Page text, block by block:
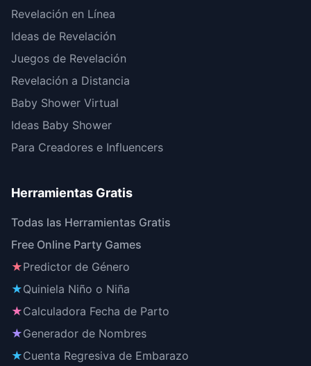
Revelación en Línea
Ideas de Revelación
Juegos de Revelación
Revelación a Distancia
Baby Shower Virtual
Ideas Baby Shower
Para Creadores e Influencers
Herramientas Gratis
Todas las Herramientas Gratis
Free Online Party Games
★Predictor de Género
★Quiniela Niño o Niña
★Calculadora Fecha de Parto
★Generador de Nombres
★Cuenta Regresiva de Embarazo